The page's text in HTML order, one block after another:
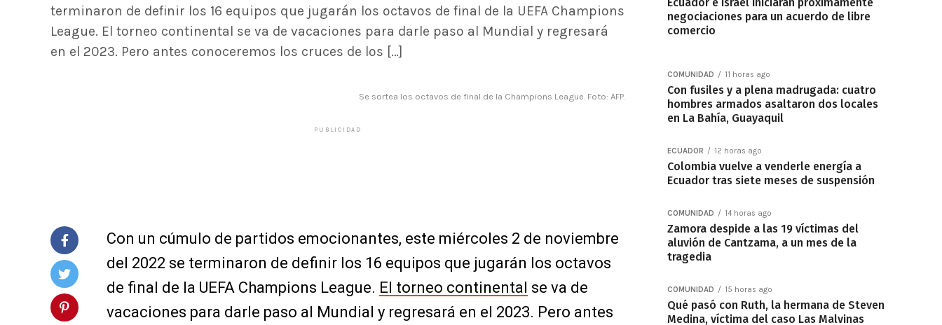
terminaron de definir los 16 equipos que jugarán los octavos de final de la UEFA Champions
League. El torneo continental se va de vacaciones para darle paso al Mundial y regresará
en el 2023. Pero antes conoceremos los cruces de los […]
Se sortea los octavos de final de la Champions League. Foto: AFP.
PUBLICIDAD
Con un cúmulo de partidos emocionantes, este miércoles 2 de noviembre
del 2022 se terminaron de definir los 16 equipos que jugarán los octavos
de final de la UEFA Champions League. El torneo continental se va de
vacaciones para darle paso al Mundial y regresará en el 2023. Pero antes
negociaciones para un acuerdo de libre
comercio
COMUNIDAD 11 horas ago
Con fusiles y a plena madrugada: cuatro
hombres armados asaltaron dos locales
en La Bahía, Guayaquil
ECUADOR 12 horas ago
Colombia vuelve a venderle energía a
Ecuador tras siete meses de suspensión
COMUNIDAD 14 horas ago
Zamora despide a las 19 víctimas del
aluvión de Cantzama, a un mes de la
tragedia
COMUNIDAD 15 horas ago
Qué pasó con Ruth, la hermana de Steven
Medina, víctima del caso Las Malvinas